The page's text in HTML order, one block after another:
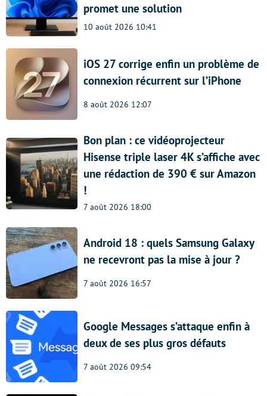
promet une solution
10 août 2026 10:41
iOS 27 corrige enfin un problème de
connexion récurrent sur l’iPhone
8 août 2026 12:07
Bon plan : ce vidéoprojecteur
Hisense triple laser 4K s’affiche avec
une rédaction de 390 € sur Amazon
!
7 août 2026 18:00
Android 18 : quels Samsung Galaxy
ne recevront pas la mise à jour ?
7 août 2026 16:57
Google Messages s’attaque enfin à
deux de ses plus gros défauts
7 août 2026 09:54